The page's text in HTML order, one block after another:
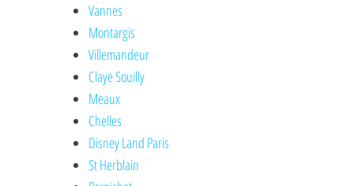
Vannes
Montargis
Villemandeur
Claye Souilly
Meaux
Chelles
Disney Land Paris
St Herblain